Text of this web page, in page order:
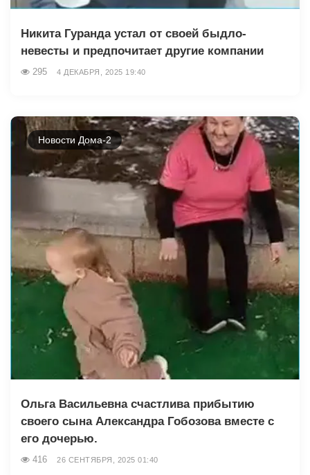
Никита Гуранда устал от своей быдло-
невесты и предпочитает другие компании
295 4 ДЕКАБРЯ, 2025 19:40
Новости Дома-2
Ольга Васильевна счастлива прибытию
своего сына Александра Гобозова вместе с
его дочерью.
416 26 СЕНТЯБРЯ, 2025 01:40